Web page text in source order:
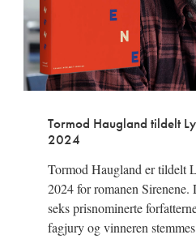
Tormod Haugland tildelt
2024
Tormod Haugland er tildelt
2024 for romanen Sirenene.
seks prisnominerte
fagjury og vinneren